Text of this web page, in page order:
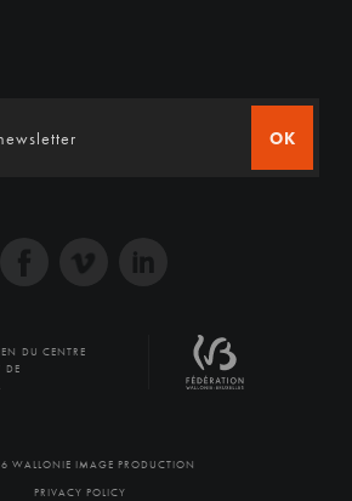
OK
DU CENTRE
DE
WALLONIE IMAGE PRODUCTION
PRIVACY POLICY